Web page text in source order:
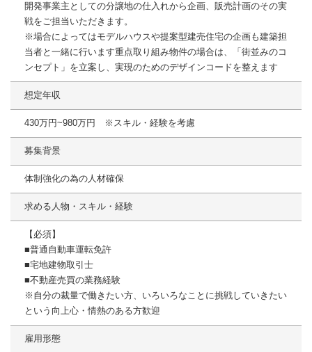
開発事業主としての分譲地の仕⼊れから企画、販売計画のその実
戦をご担当いただきます。
※場合によってはモデルハウスや提案型建売住宅の企画も建築担
当者と⼀緒に⾏います重点取り組み物件の場合は、「街並みのコ
ンセプト」を⽴案し、実現のためのデザインコードを整えます
想定年収
430万円~980万円 ※スキル・経験を考慮
募集背景
体制強化の為の人材確保
求める人物・スキル・経験
【必須】
■普通⾃動⾞運転免許
■宅地建物取引⼠
■不動産売買の業務経験
※⾃分の裁量で働きたい⽅、いろいろなことに挑戦していきたい
という向上⼼・情熱のある⽅歓迎
雇用形態